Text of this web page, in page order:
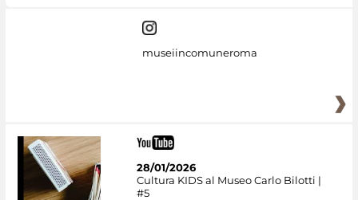
museiincomuneroma
28/01/2026
Cultura KIDS al Museo Carlo Bilotti |
#5